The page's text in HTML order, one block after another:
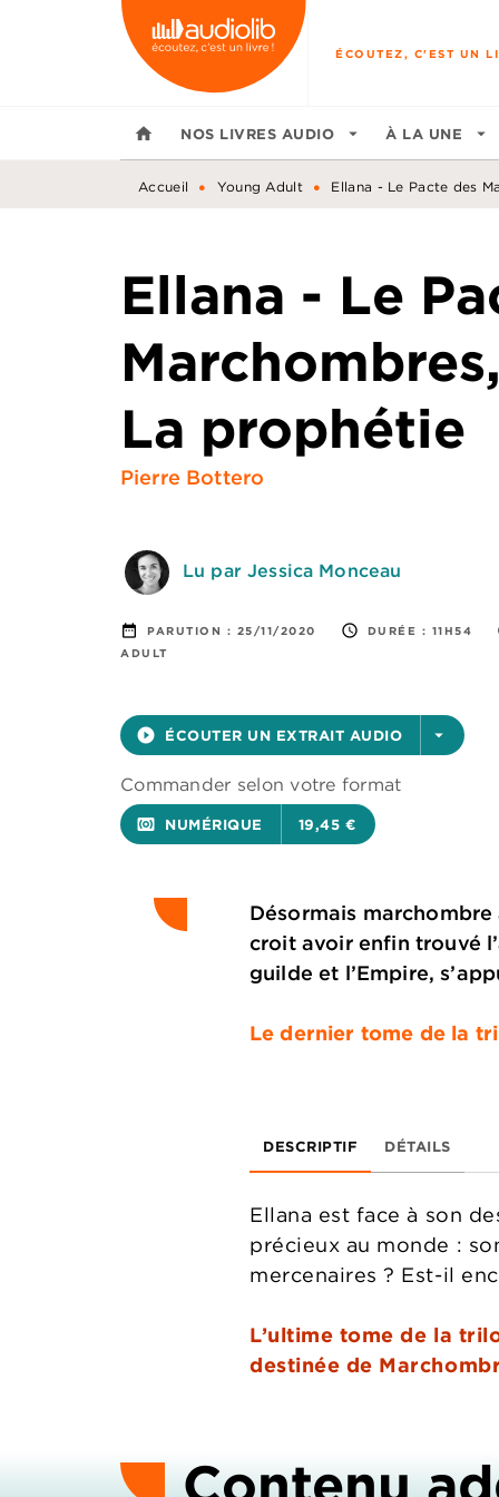
MENU RECHERCHE
ÉCOUTEZ, C'EST UN
home NOS LIVRES AUDIO arrow_drop_down À LA UNE arrow_drop_down
Accueil • Young Adult • Ellana - Le Pacte des
Ellana - Le
La prophétie
Pierre Bottero
Lu par Jessica Monceau
date_range PARUTION : 25/11/2020 access_time DURÉE : 11H54
ADULT
play_circle_filled ÉCOUTER UN EXTRAIT AUDIO arrow_drop_down
Commander selon votre format
surround_sound NUMÉRIQUE 19,45 €
Désormais
croit avoir enfin trouvé
guilde et l’Empire,
Le dernier tome de la
DESCRIPTIF DÉTAILS
Ellana est face à son
précieux au monde :
mercenaires ? Est-il
L’ultime tome de la
destinée de